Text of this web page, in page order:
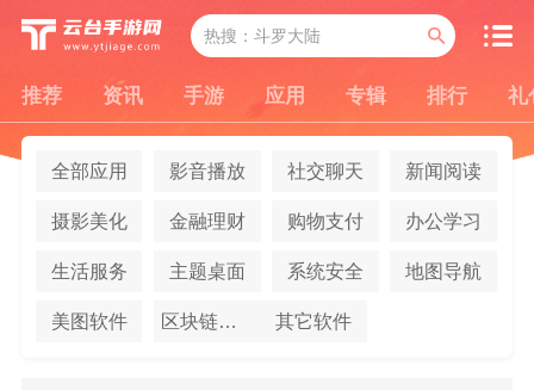
推荐 资讯 手游 应用 专辑 排行 礼
全部应用 影音播放 社交聊天 新闻阅读
摄影美化 金融理财 购物支付 办公学习
生活服务 主题桌面 系统安全 地图导航
美图软件 区块链应用 其它软件